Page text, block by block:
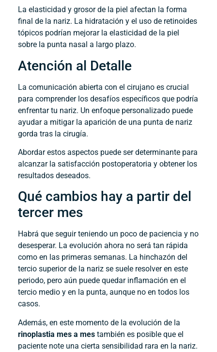
La elasticidad y grosor de la piel afectan la forma
final de la nariz. La hidratación y el uso de retinoides
tópicos podrían mejorar la elasticidad de la piel
sobre la punta nasal a largo plazo.
Atención al Detalle
La comunicación abierta con el cirujano es crucial
para comprender los desafíos específicos que podría
enfrentar tu nariz. Un enfoque personalizado puede
ayudar a mitigar la aparición de una punta de nariz
gorda tras la cirugía.
Abordar estos aspectos puede ser determinante para
alcanzar la satisfacción postoperatoria y obtener los
resultados deseados.
Qué cambios hay a partir del
tercer mes
Habrá que seguir teniendo un poco de paciencia y no
desesperar. La evolución ahora no será tan rápida
como en las primeras semanas. La hinchazón del
tercio superior de la nariz se suele resolver en este
periodo, pero aún puede quedar inflamación en el
tercio medio y en la punta, aunque no en todos los
casos.
Además, en este momento de la evolución de la
rinoplastia mes a mes también es posible que el
paciente note una cierta sensibilidad rara en la nariz.